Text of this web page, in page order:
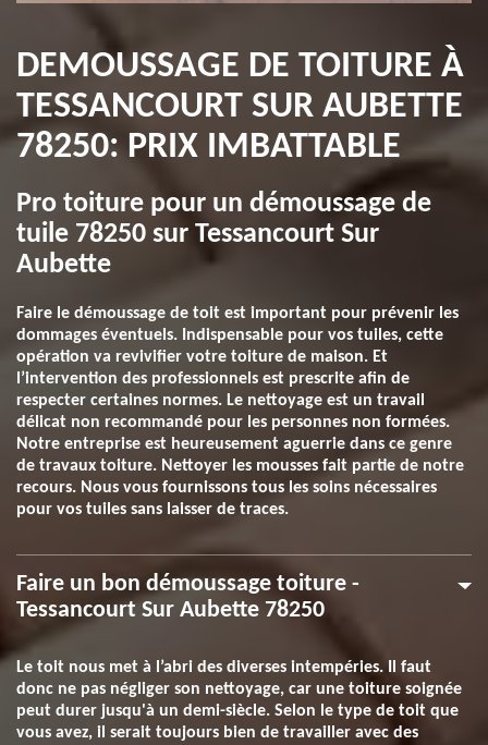
DEMOUSSAGE DE TOITURE À
TESSANCOURT SUR AUBETTE
78250: PRIX IMBATTABLE
Pro toiture pour un démoussage de
tuile 78250 sur Tessancourt Sur
Aubette
Faire le démoussage de toit est important pour prévenir les
dommages éventuels. Indispensable pour vos tuiles, cette
opération va revivifier votre toiture de maison. Et
l’intervention des professionnels est prescrite afin de
respecter certaines normes. Le nettoyage est un travail
délicat non recommandé pour les personnes non formées.
Notre entreprise est heureusement aguerrie dans ce genre
de travaux toiture. Nettoyer les mousses fait partie de notre
recours. Nous vous fournissons tous les soins nécessaires
pour vos tuiles sans laisser de traces.
Faire un bon démoussage toiture -
Tessancourt Sur Aubette 78250
Le toit nous met à l’abri des diverses intempéries. Il faut
donc ne pas négliger son nettoyage, car une toiture soignée
peut durer jusqu'à un demi-siècle. Selon le type de toit que
vous avez, il serait toujours bien de travailler avec des